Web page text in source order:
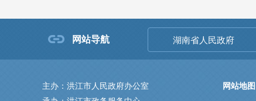
网站导航 湖南省人民政府
主办：洪江市人民政府办公室
网站地图